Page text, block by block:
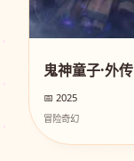
鬼神童子·外传
📅 2025
冒险奇幻